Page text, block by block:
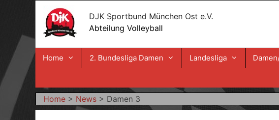
DJK Sportbund München Ost e.V.
Abteilung Volleyball
Home 2. Bundesliga Damen Landesliga
Home > News > Damen 3